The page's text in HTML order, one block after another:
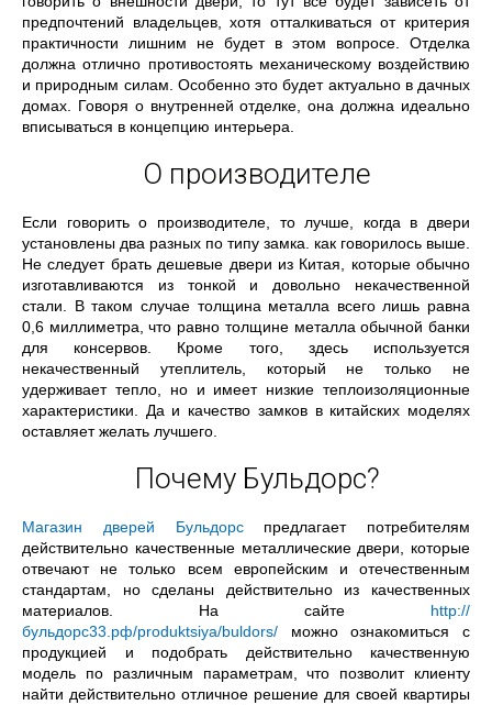
предпочтений владельцев, хотя отталкиваться от критерия
практичности лишним не будет в этом вопросе. Отделка
должна отлично противостоять механическому воздействию
и природным силам. Особенно это будет актуально в дачных
домах. Говоря о внутренней отделке, она должна идеально
вписываться в концепцию интерьера.
О производителе
Если говорить о производителе, то лучше, когда в двери
установлены два разных по типу замка. как говорилось выше.
Не следует брать дешевые двери из Китая, которые обычно
изготавливаются из тонкой и довольно некачественной
стали. В таком случае толщина металла всего лишь равна
0,6 миллиметра, что равно толщине металла обычной банки
для консервов. Кроме того, здесь используется
некачественный утеплитель, который не только не
удерживает тепло, но и имеет низкие теплоизоляционные
характеристики. Да и качество замков в китайских моделях
оставляет желать лучшего.
Почему Бульдорс?
Магазин дверей Бульдорспредлагает потребителям
действительно качественные металлические двери, которые
отвечают не только всем европейским и отечественным
стандартам, но сделаны действительно из качественных
материалов. На сайте http://
бульдорс33.рф/produktsiya/buldors/ можно ознакомиться с
продукцией и подобрать действительно качественную
модель по различным параметрам, что позволит клиенту
найти действительно отличное решение для своей квартиры